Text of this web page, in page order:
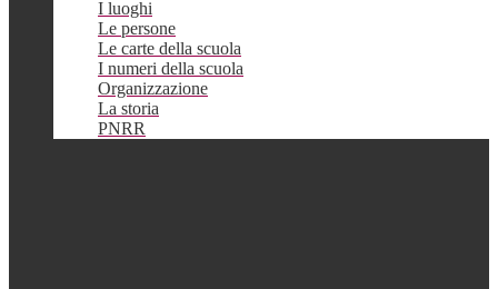
I luoghi
Le persone
Le carte della scuola
I numeri della scuola
Organizzazione
La storia
PNRR